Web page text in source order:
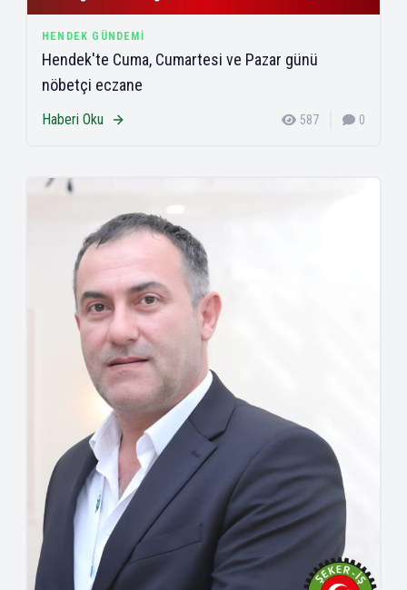
HENDEK GÜNDEMI
Hendek'te Cuma, Cumartesi ve Pazar günü
nöbetçi eczane
Haberi Oku 587 0